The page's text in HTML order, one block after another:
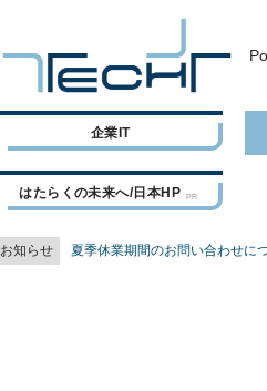
企業IT
はたらくの未来へ/日本HP
お知らせ 夏季休業期間のお問い合わせに